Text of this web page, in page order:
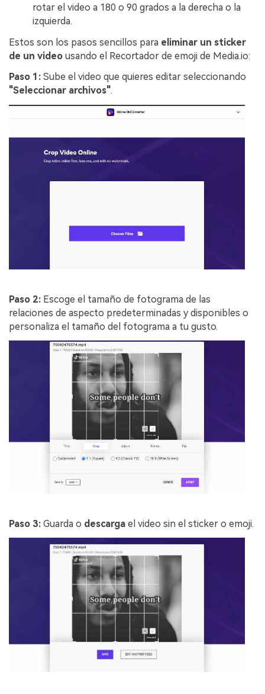
rotar el video a 180 o 90 grados a la derecha o la
izquierda.
Estos son los pasos sencillos para eliminar un sticker
de un video usando el Recortador de emoji de Media.io:
Paso 1: Sube el video que quieres editar seleccionando
"Seleccionar archivos".
Paso 2: Escoge el tamaño de fotograma de las
relaciones de aspecto predeterminadas y disponibles o
personaliza el tamaño del fotograma a tu gusto.
Paso 3: Guarda o descarga el video sin el sticker o emoji.